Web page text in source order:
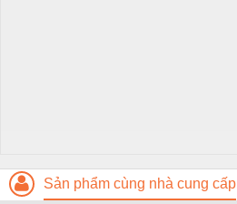
Sản phẩm cùng nhà cung cấp